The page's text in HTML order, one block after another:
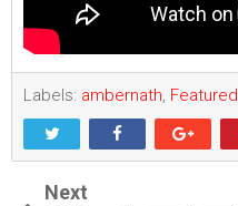
Labels: ambernath, Featured
Next